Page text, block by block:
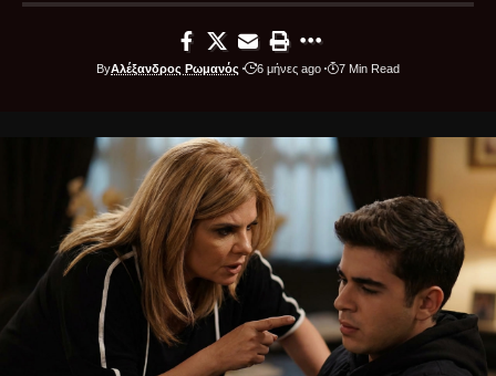
ByΑλέξανδρος Ρωμανός 6 μήνες ago 7 Min Read